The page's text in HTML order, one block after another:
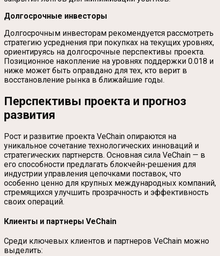
Долгосрочные инвесторы
Долгосрочным инвесторам рекомендуется рассмотреть
стратегию усреднения при покупках на текущих уровнях,
ориентируясь на долгосрочные перспективы проекта.
Позиционное накопление на уровнях поддержки 0.018 и
ниже может быть оправдано для тех, кто верит в
восстановление рынка в ближайшие годы.
Перспективы проекта и прогноз
развития
Рост и развитие проекта VeChain опираются на
уникальное сочетание технологических инноваций и
стратегических партнерств. Основная сила VeChain — в
его способности предлагать блокчейн-решения для
индустрии управления цепочками поставок, что
особенно ценно для крупных международных компаний,
стремящихся улучшить прозрачность и эффективность
своих операций.
Клиенты и партнеры VeChain
Среди ключевых клиентов и партнеров VeChain можно
выделить: